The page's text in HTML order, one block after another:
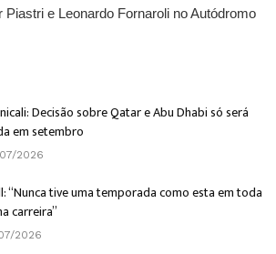
e Leonardo Fornaroli no Autódromo
Decisão sobre Qatar e Abu Dhabi só será
em setembro
2026
“Nunca tive uma temporada como esta em toda
carreira”
2026